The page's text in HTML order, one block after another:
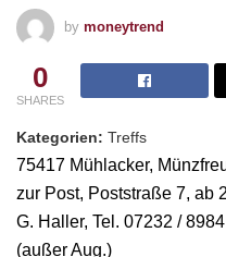
by moneytrend
0
SHARES
Kategorien: Treffs
75417 Mühlacker,
zur Post, Poststraße 7, ab
G. Haller, Tel. 07232 /
(außer Aug.)